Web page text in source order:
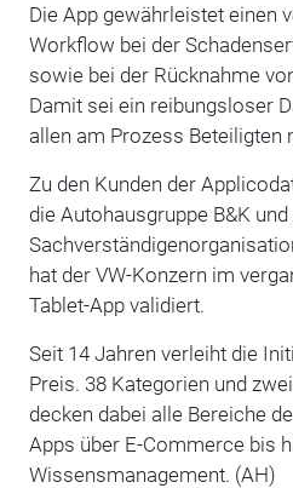
Die App gewährleistet einen
Workflow bei der
sowie bei der Rücknahme
Damit sei ein reibungsloser
allen am Prozess Beteiligten
Zu den Kunden der
die Autohausgruppe B&K und
hat der VW-Konzern im
Tablet-App validiert.
Seit 14 Jahren verleiht die
Preis. 38 Kategorien und
decken dabei alle Bereiche
Apps über E-Commerce bis
Wissensmanagement. (AH)